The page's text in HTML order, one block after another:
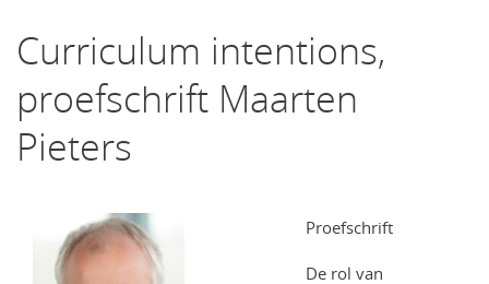
inhoud
Curriculum intentions,
proefschrift Maarten
Pieters
Proefschrift
De rol van